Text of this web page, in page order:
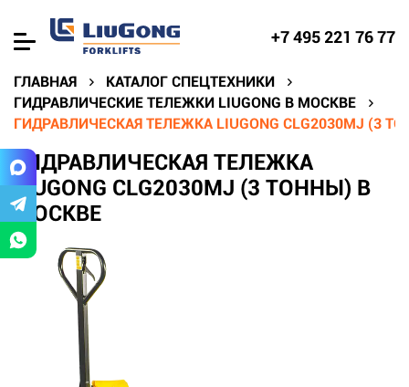
+7 495 221 76 77
ГЛАВНАЯ
КАТАЛОГ СПЕЦТЕХНИКИ
ГИДРАВЛИЧЕСКИЕ ТЕЛЕЖКИ LIUGONG В МОСКВЕ
ГИДРАВЛИЧЕСКАЯ ТЕЛЕЖКА LIUGONG CLG2030MJ (3
ГИДРАВЛИЧЕСКАЯ ТЕЛЕЖКА
LIUGONG CLG2030MJ (3 ТОННЫ) В
МОСКВЕ